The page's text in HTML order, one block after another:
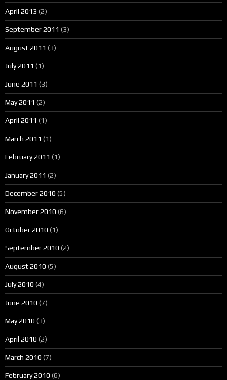
April 2013 (2)
September 2011 (3)
August 2011 (3)
July 2011 (1)
June 2011 (3)
May 2011 (2)
April 2011 (1)
March 2011 (1)
February 2011 (1)
January 2011 (2)
December 2010 (5)
November 2010 (6)
October 2010 (1)
September 2010 (2)
August 2010 (5)
July 2010 (4)
June 2010 (7)
May 2010 (3)
April 2010 (2)
March 2010 (7)
February 2010 (6)